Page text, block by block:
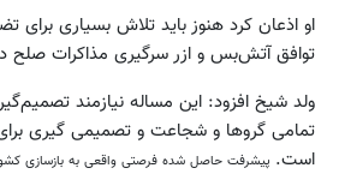
او اذعان کرد هنوز باید تلاش بسیاری برای
توافق آتش‌بس و ازر سرگیری مذاکرات صلح
ولد شیخ افزود:‌ این مساله نیازمند
تمامی گرو‌ها و شجاعت و تصمیمی گیری
است. پیشرفت حاصل شده فرصتی واقعی به بازسازی